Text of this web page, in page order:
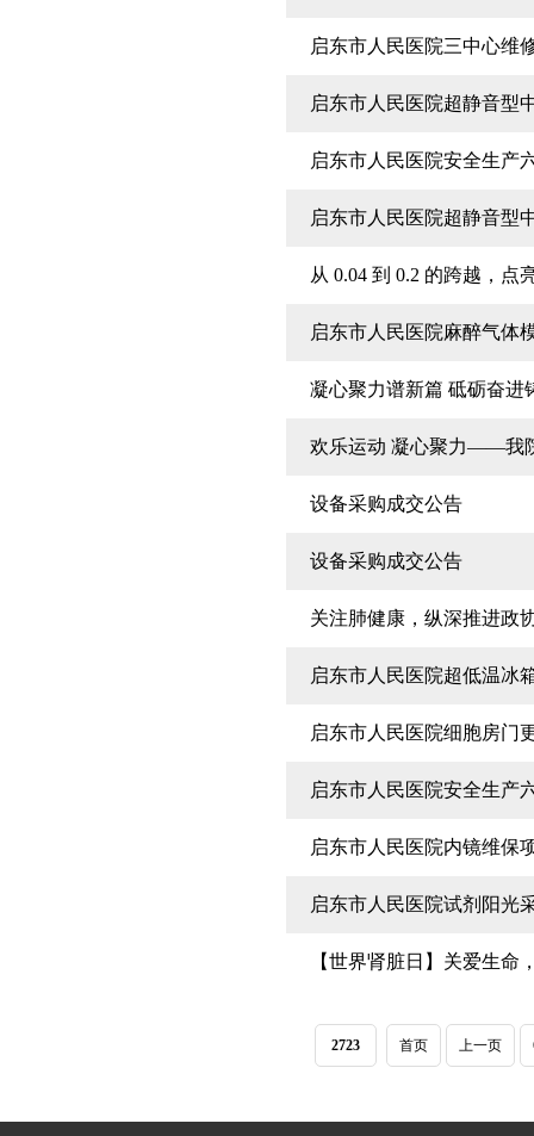
启东市人民医院三中心维
启东市人民医院超静音型
启东市人民医院安全生产
启东市人民医院超静音型
从 0.04 到 0.2 的跨越，
启东市人民医院麻醉气体
凝心聚力谱新篇 砥砺奋
欢乐运动 凝心聚力——我
设备采购成交公告
设备采购成交公告
关注肺健康，纵深推进政
启东市人民医院超低温冰
启东市人民医院细胞房门
启东市人民医院安全生产
启东市人民医院内镜维保
启东市人民医院试剂阳光
【世界肾脏日】关爱生命
2723 首页 上一页